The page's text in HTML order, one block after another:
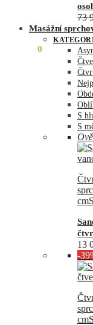
0
73
Masážní
S
S
cm
13
-
cm